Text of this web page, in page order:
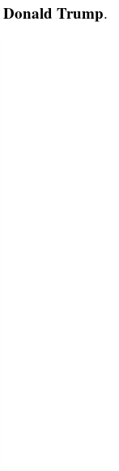
Donald Trump.